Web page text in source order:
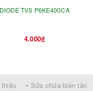
DIODE TVS P6KE400CA
4.000₫
• Sửa chữa biến tần